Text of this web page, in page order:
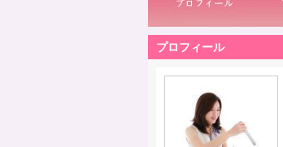
プロフィール